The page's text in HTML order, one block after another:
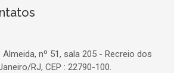
nº 51, sala 205 - Recreio dos
RJ, CEP : 22790-100.